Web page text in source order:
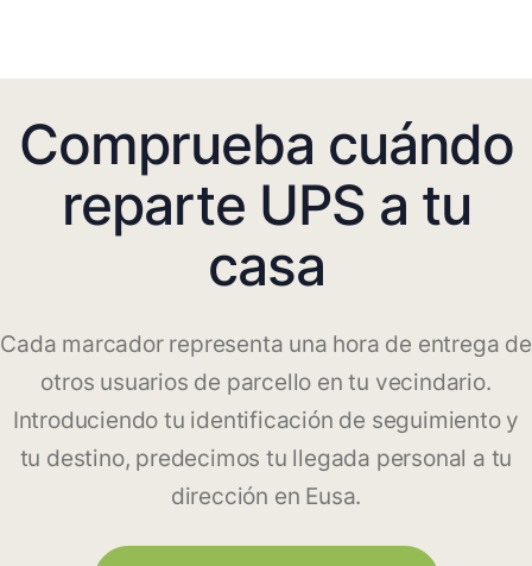
Comprueba cuándo
reparte UPS a tu
casa
Cada marcador representa una hora de entrega de
otros usuarios de parcello en tu vecindario.
Introduciendo tu identificación de seguimiento y
tu destino, predecimos tu llegada personal a tu
dirección en Eusa.